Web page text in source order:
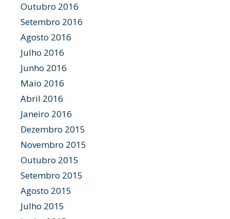
Outubro 2016
Setembro 2016
Agosto 2016
Julho 2016
Junho 2016
Maio 2016
Abril 2016
Janeiro 2016
Dezembro 2015
Novembro 2015
Outubro 2015
Setembro 2015
Agosto 2015
Julho 2015